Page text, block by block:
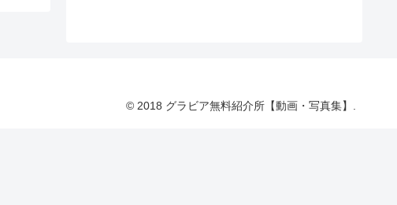
© 2018 グラビア無料紹介所【動画・写真集】.